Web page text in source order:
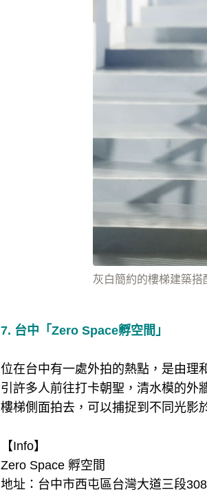
灰白簡約的樓梯建築搭
7. 台中「Zero Space孵空間」
位在台中有一處外拍的熱點，是由理
引許多人前往打卡朝聖，清水模的外
樓梯側面拍去，可以捕捉到不同光影
【Info】
Zero Space 孵空間
地址：台中市西屯區台灣大道三段